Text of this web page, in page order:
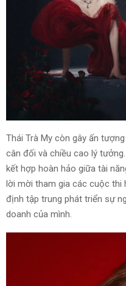
Thái Trà My còn gây ấn
cân đối và chiều cao lý
kết hợp hoàn hảo giữa tài
lời mời tham gia các cuộc thi
định tập trung phát triển sự
doanh của mình.